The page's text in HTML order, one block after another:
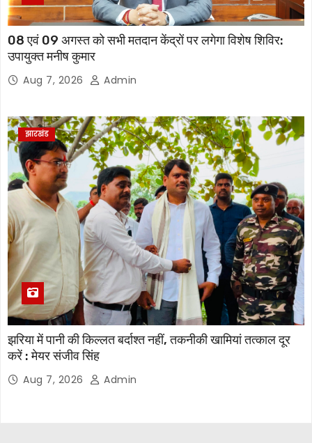
08 एवं 09 अगस्त को सभी मतदान केंद्रों पर लगेगा विशेष शिविर:
उपायुक्त मनीष कुमार
Aug 7, 2026 Admin
झारखंड
झरिया में पानी की किल्लत बर्दाश्त नहीं, तकनीकी खामियां तत्काल दूर
करें : मेयर संजीव सिंह
Aug 7, 2026 Admin